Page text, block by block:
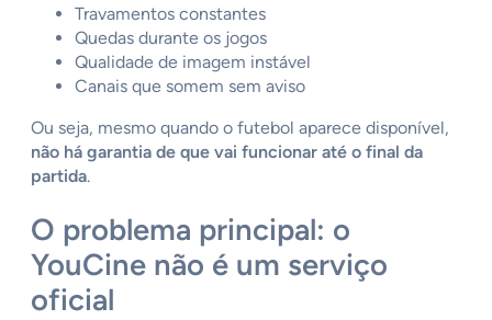
Travamentos constantes
Quedas durante os jogos
Qualidade de imagem instável
Canais que somem sem aviso
Ou seja, mesmo quando o futebol aparece disponível,
não há garantia de que vai funcionar até o final da
partida.
O problema principal: o
YouCine não é um serviço
oficial